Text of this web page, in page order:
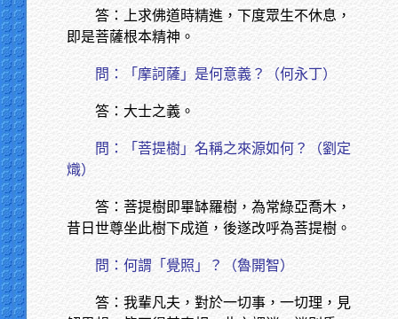
答：上求佛道時精進，下度眾生不休息，
即是菩薩根本精神。
問：「摩訶薩」是何意義？（何永丁）
答：大士之義。
問：「菩提樹」名稱之來源如何？（劉定
熾）
答：菩提樹即畢缽羅樹，為常綠亞喬木，
昔日世尊坐此樹下成道，後遂改呼為菩提樹。
問：何謂「覺照」？（魯開智）
答：我輩凡夫，對於一切事，一切理，見